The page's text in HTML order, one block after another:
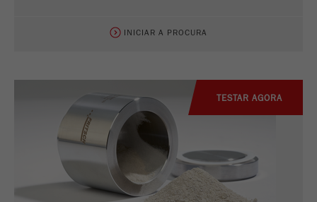
INICIAR A PROCURA
TESTAR AGORA